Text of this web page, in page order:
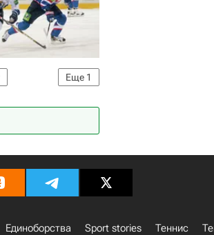
Еще 1
Единоборства Sport stories Теннис